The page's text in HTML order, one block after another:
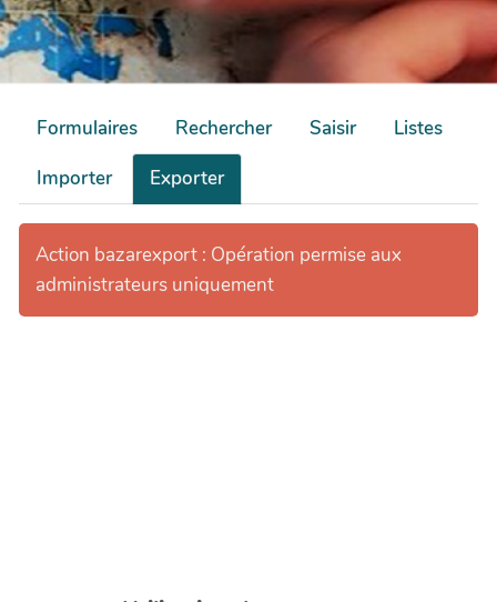
Formulaires Rechercher Saisir
Listes
Importer
Exporter
Action bazarexport : Opération permise aux
administrateurs uniquement